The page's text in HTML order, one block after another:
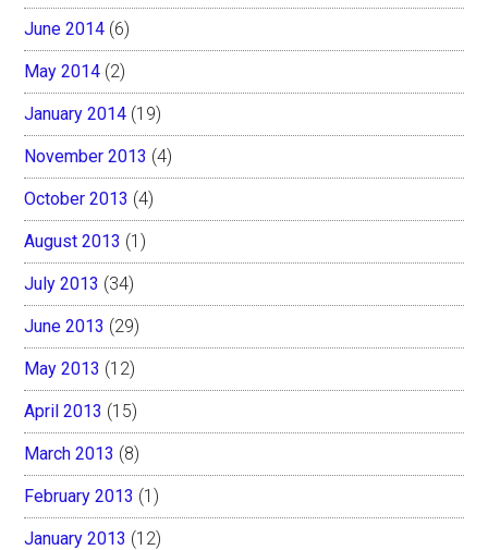
June 2014 (6)
May 2014 (2)
January 2014 (19)
November 2013 (4)
October 2013 (4)
August 2013 (1)
July 2013 (34)
June 2013 (29)
May 2013 (12)
April 2013 (15)
March 2013 (8)
February 2013 (1)
January 2013 (12)